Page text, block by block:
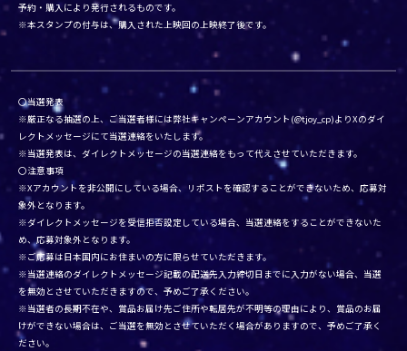
予約・購入により発行されるものです。
※本スタンプの付与は、購入された上映回の上映終了後です。
〇当選発表
※厳正なる抽選の上、ご当選者様には弊社キャンペーンアカウント(@tjoy_cp)よりXのダイ
レクトメッセージにて当選連絡をいたします。
※当選発表は、ダイレクトメッセージの当選連絡をもって代えさせていただきます。
〇注意事項
※Xアカウントを非公開にしている場合、リポストを確認することができないため、応募対
象外となります。
※ダイレクトメッセージを受信拒否設定している場合、当選連絡をすることができないた
め、応募対象外となります。
※ご応募は日本国内にお住まいの方に限らせていただきます。
※当選連絡のダイレクトメッセージ記載の配送先入力締切日までに入力がない場合、当選
を無効とさせていただきますので、予めご了承ください。
※当選者の長期不在や、賞品お届け先ご住所や転居先が不明等の理由により、賞品のお届
けができない場合は、ご当選を無効とさせていただく場合がありますので、予めご了承く
ださい。